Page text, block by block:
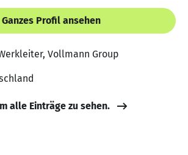
Ganzes Profil ansehen
Vollmann Group
alle Einträge zu sehen.